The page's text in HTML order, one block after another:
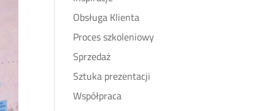
Obsługa Klienta
Proces szkoleniowy
Sprzedaż
Sztuka prezentacji
Współpraca